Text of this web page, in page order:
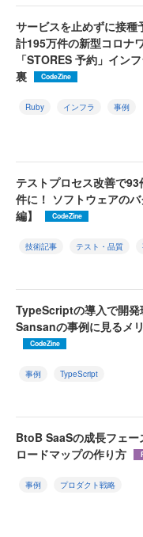
サービスを止めずに接種
計195万件の新型コロナ
「STORES 予約」イン
裏
CodeZine
Ruby インフラ 事例
テストプロセス改善で
件に！ ソフトウェアの
編】
CodeZine
技術記事 テスト・品質
TypeScriptの導入で開
Sansanの事例に見るメ
CodeZine
事例 TypeScript
BtoB SaaSの成長フェー
ロードマップの作り方
事例 プロダクト戦略